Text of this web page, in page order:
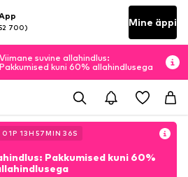
700) Mine äppi
Viimane suvine allahindlus:
Pakkumised kuni 60% allahindlusega
01P 13H 57MIN 33S
Pakkumised kuni 60%